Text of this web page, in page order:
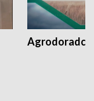
Agrodoradcy